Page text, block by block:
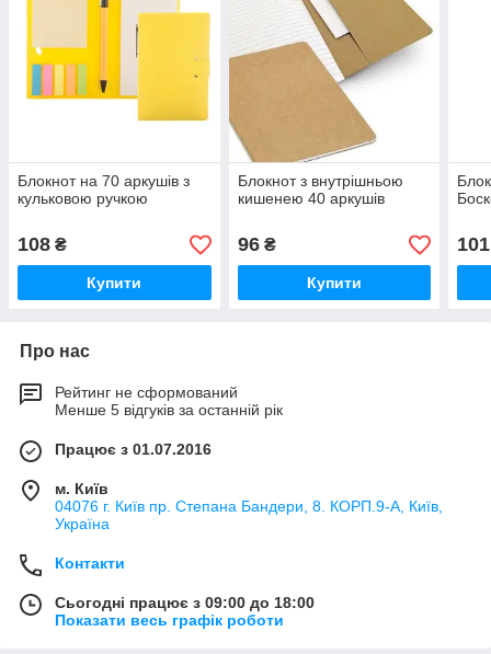
Блокнот на 70 аркушів з
кульковою ручкою
108 ₴
Купити
Блокнот з внутрішньою
кишенею 40 аркушів
96₴
Купити
101
Про нас
Рейтинг не сформований
Менше 5 відгуків за останній рік
Працює з 01.07.2016
м. Київ
04076 г. Київ пр. Степана Бандери, 8. КОРП.9-А, Київ,
Україна
Контакти
Сьогодні працює з 09:00 до 18:00
Показати весь графік роботи